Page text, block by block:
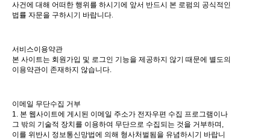
사건에 대해 어떠한 행위를 하시기에 앞서 반드시 본 로펌의 공식적인
법률 자문을 구하시기 바랍니다.
서비스이용약관
본 사이트는 회원가입 및 로그인 기능을 제공하지 않기 때문에 별도의
이용약관이 존재하지 않습니다.
이메일 무단수집 거부
1. 본 웹사이트에 게시된 이메일 주소가 전자우편 수집 프로그램이나
그 밖의 기술적 장치를 이용하여 무단으로 수집되는 것을 거부하며,
이를 위반시 정보통신망법에 의해 형사처벌됨을 유념하시기 바랍니